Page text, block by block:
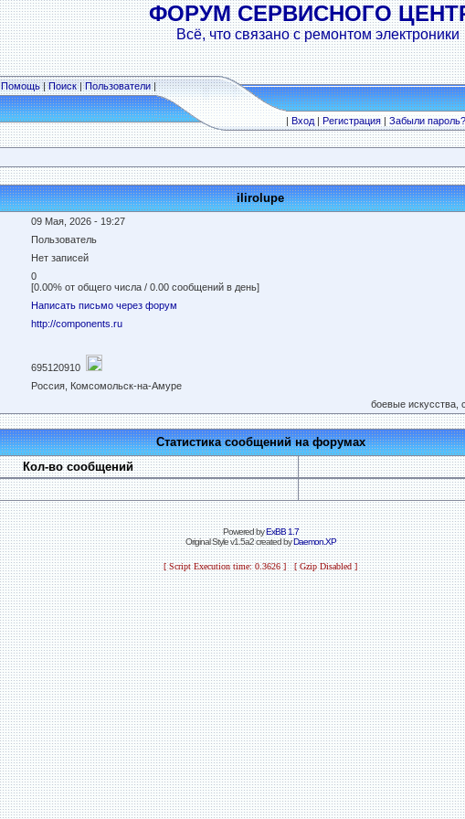
ФОРУМ СЕРВИСНОГО
Всё, что связано с ремонтом электроники
Помощь|Поиск|Пользователи|
|Вход|Регистрация|Забыли пароль?
ilirolupe
09 Мая, 2026 - 19:27
Пользователь
Нет записей
0
[0.00% от общего числа / 0.00 сообщений в день]
Написать письмо через форум
http://components.ru
695120910
Россия, Комсомольск-на-Амуре
боевые искусства,
Статистика сообщений на форумах
Кол-во сообщений
Powered byExBB 1.7
Original Style v1.5a2 created byDaemon.XP
[ Script Execution time: 0.3626 ] [ Gzip Disabled ]